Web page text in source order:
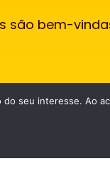
são bem-
seu interesse. Ao